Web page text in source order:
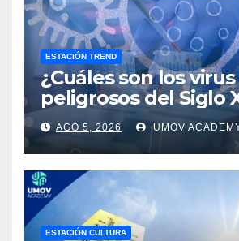
ESTACIÓN TREND
¿Cuáles son los
peligrosos del Siglo
AGO 5, 2026 UMOV
ESTACIÓN CULTURA